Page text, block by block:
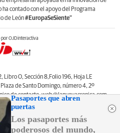
contado con el apoyo del Programa
de León#EuropaSeSiente”
OJDinteractiva
Libro O, Sección 8,Folio 196, Hoja LE
de Santo Domingo, número 4, 2º
de contacto: web@lanuevacronica.com.
CRÓNICA). Incluye contenidos de la
Pasaportes que abren
puertas
Los pasaportes más
poderosos del mundo,